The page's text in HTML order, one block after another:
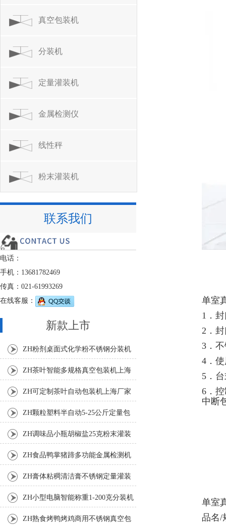
单室
1．
2．
3．
4．
5．
6．
中断
单室
品名/
真空包装机
分装机
定量灌装机
金属检测仪
线性秤
粉末灌装机
联系我们
电话：
手机：13681782469
传真：021-61993269
在线客服：
新款上市
ZH粉剂桌面式化学粉不锈钢分装机
ZH茶叶智能多规格真空包装机上海
厂家 ZH可定制茶叶自动包装机上海厂家
ZH颗粒塑料半自动5-25公斤定量包
装机 ZH调味品小瓶胡椒盐25克粉末灌装
ZH食品鸭掌猪蹄多功能金属检测机
ZH膏体粘稠清洁膏不锈钢定量灌装
机厂家 ZH小型电脑智能称重1-200克分装机
ZH熟食烤鸭烤鸡商用不锈钢真空包